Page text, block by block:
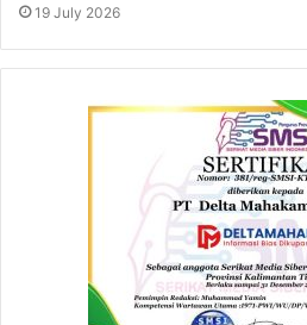
19 July 2026